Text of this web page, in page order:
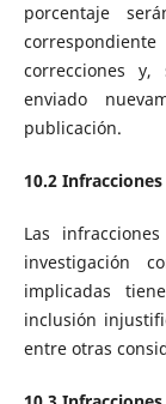
porcentaje
correcciones
enviado
publicación.
10.2
Las
investigación
implicadas
inclusión
entre otras